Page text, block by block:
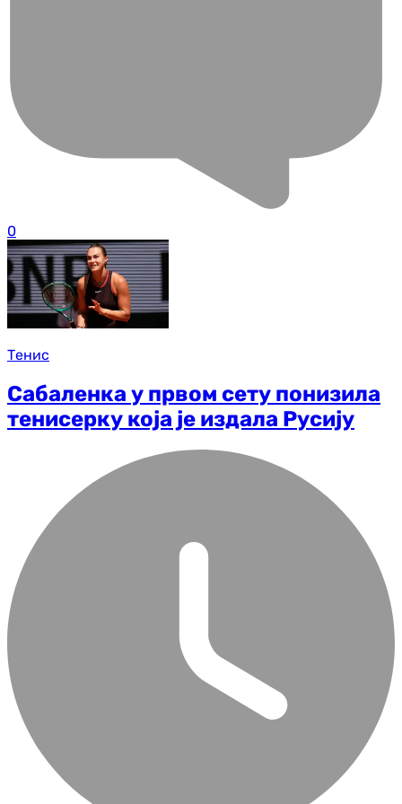
0
Тенис
Сабаленка у првом сету понизила
тенисерку која је издала Русију